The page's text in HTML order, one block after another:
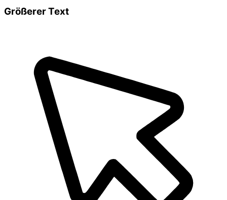
Größerer Text